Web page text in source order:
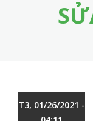
T3, 01/26/2021 -